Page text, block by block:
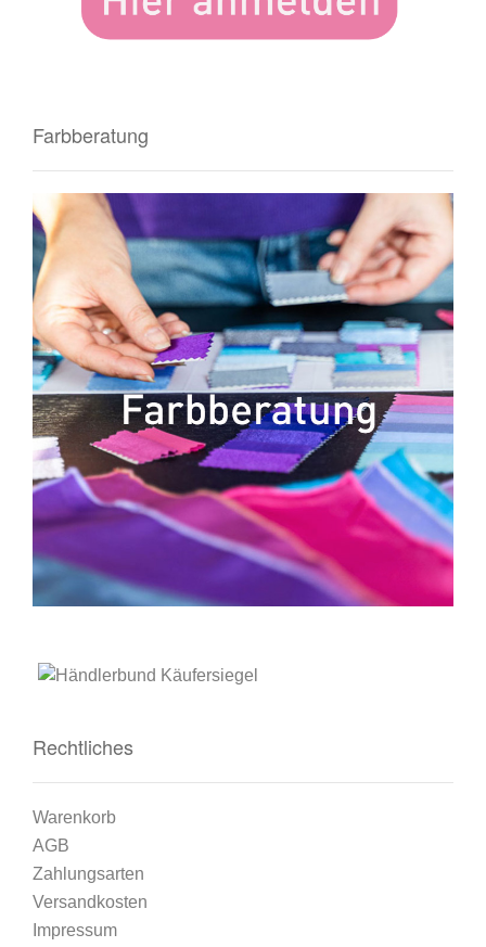
Farbberatung
Rechtliches
Warenkorb
AGB
Zahlungsarten
Versandkosten
Impressum